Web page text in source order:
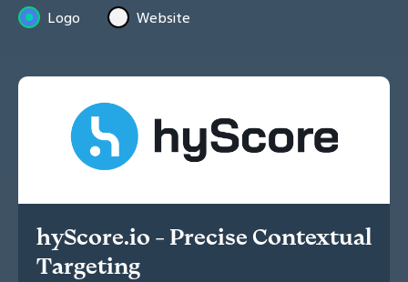
Logo
Website
hyScore.io - Precise Contextual
Targeting